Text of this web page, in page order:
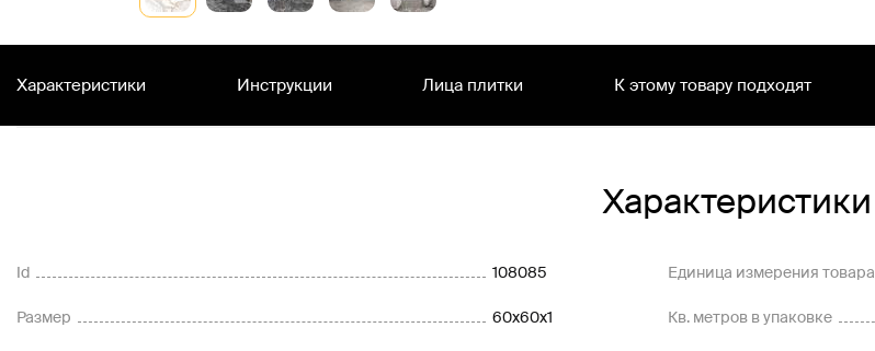
Характеристики Инструкции Лица плитки К этому товару подходят
Характеристики
Id 108085
Размер 60x60x1
Единица измерения товара
Кв. метров в упаковке